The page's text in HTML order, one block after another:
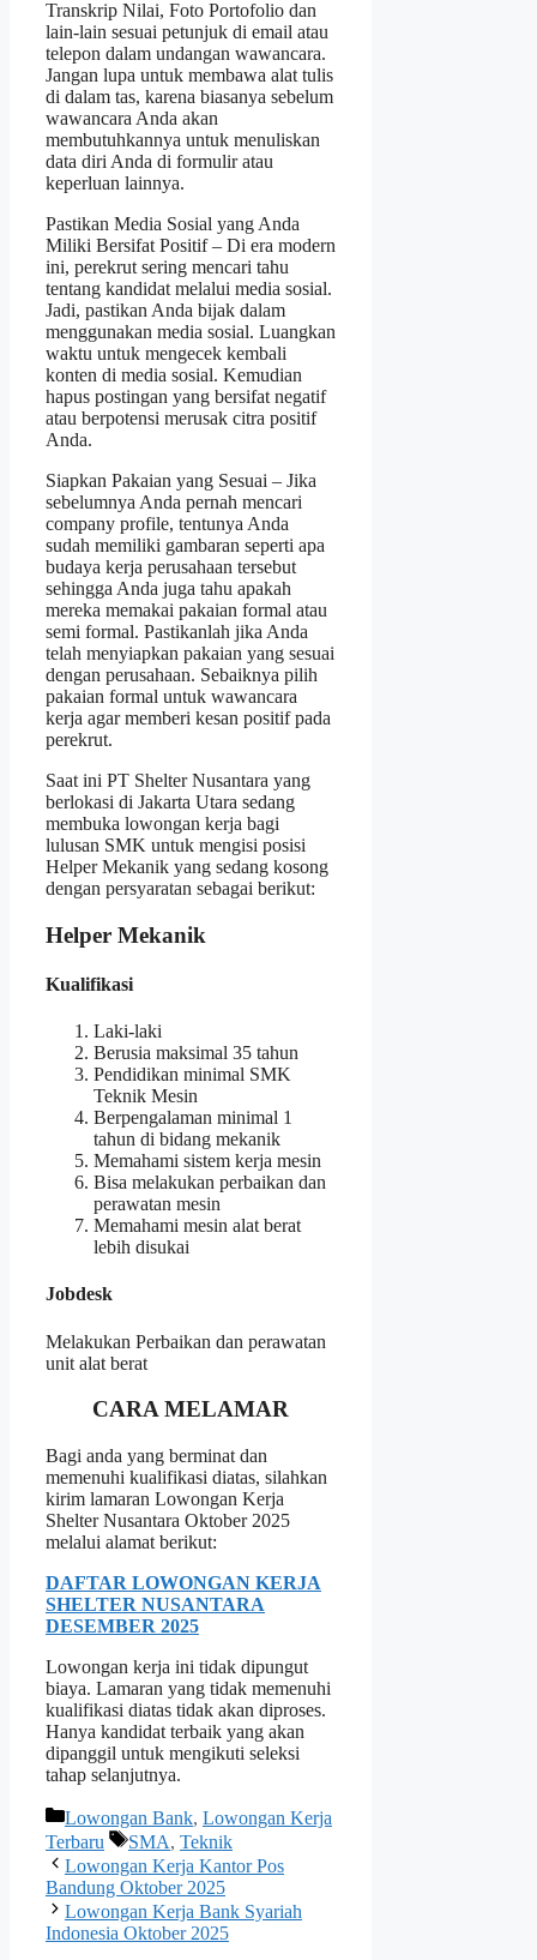
Transkrip Nilai, Foto Portofolio dan
lain-lain sesuai petunjuk di email atau
telepon dalam undangan wawancara.
Jangan lupa untuk membawa alat tulis
di dalam tas, karena biasanya sebelum
wawancara Anda akan
membutuhkannya untuk menuliskan
data diri Anda di formulir atau
keperluan lainnya.
Pastikan Media Sosial yang Anda
Miliki Bersifat Positif – Di era modern
ini, perekrut sering mencari tahu
tentang kandidat melalui media sosial.
Jadi, pastikan Anda bijak dalam
menggunakan media sosial. Luangkan
waktu untuk mengecek kembali
konten di media sosial. Kemudian
hapus postingan yang bersifat negatif
atau berpotensi merusak citra positif
Anda.
Siapkan Pakaian yang Sesuai – Jika
sebelumnya Anda pernah mencari
company profile, tentunya Anda
sudah memiliki gambaran seperti apa
budaya kerja perusahaan tersebut
sehingga Anda juga tahu apakah
mereka memakai pakaian formal atau
semi formal. Pastikanlah jika Anda
telah menyiapkan pakaian yang sesuai
dengan perusahaan. Sebaiknya pilih
pakaian formal untuk wawancara
kerja agar memberi kesan positif pada
perekrut.
Saat ini PT Shelter Nusantara yang
berlokasi di Jakarta Utara sedang
membuka lowongan kerja bagi
lulusan SMK untuk mengisi posisi
Helper Mekanik yang sedang kosong
dengan persyaratan sebagai berikut:
Helper Mekanik
Kualifikasi
Laki-laki
Berusia maksimal 35 tahun
Pendidikan minimal SMK
Teknik Mesin
Berpengalaman minimal 1
tahun di bidang mekanik
Memahami sistem kerja mesin
Bisa melakukan perbaikan dan
perawatan mesin
Memahami mesin alat berat
lebih disukai
Jobdesk
Melakukan Perbaikan dan perawatan
unit alat berat
CARA MELAMAR
Bagi anda yang berminat dan
memenuhi kualifikasi diatas, silahkan
kirim lamaran Lowongan Kerja
Shelter Nusantara Oktober 2025
melalui alamat berikut:
DAFTAR LOWONGAN KERJA
SHELTER NUSANTARA
DESEMBER 2025
Lowongan kerja ini tidak dipungut
biaya. Lamaran yang tidak memenuhi
kualifikasi diatas tidak akan diproses.
Hanya kandidat terbaik yang akan
dipanggil untuk mengikuti seleksi
tahap selanjutnya.
Kategori
Lowongan Bank, Lowongan Kerja
Terbaru
Tag
SMA, Teknik
Lowongan Kerja Kantor Pos
Bandung Oktober 2025
Lowongan Kerja Bank Syariah
Indonesia Oktober 2025